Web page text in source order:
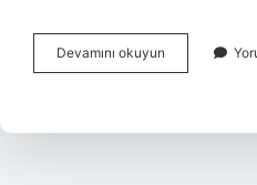
Devamını okuyun
Dönüm
Tane